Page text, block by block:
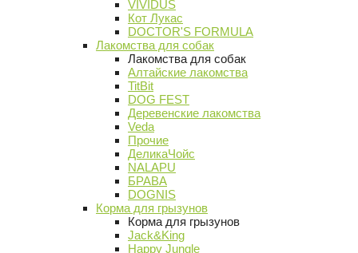
VIVIDUS
Кот Лукас
DOCTOR'S FORMULA
Лакомства для собак
Лакомства для собак
Алтайские лакомства
TitBit
DOG FEST
Деревенские лакомства
Veda
Прочие
ДеликаЧойс
NALAPU
БРАВА
DOGNIS
Корма для грызунов
Корма для грызунов
Jack&King
Happy Jungle